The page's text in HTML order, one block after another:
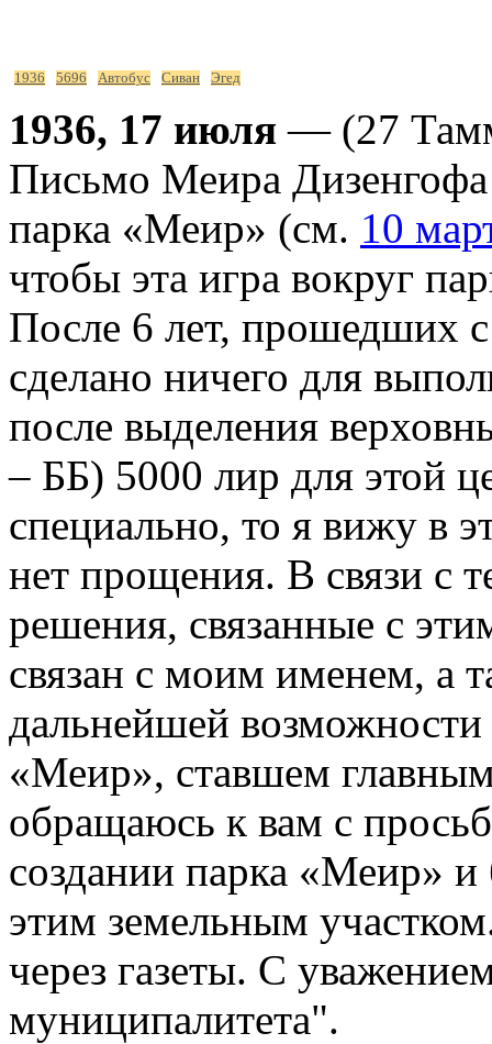
1936 5696 Автобус Сиван Эгед
1936, 17 июля — (27
Письмо Меира Дизенгофа
парка «Меир» (см. 10
чтобы эта игра вокруг
После 6 лет, прошедших
сделано ничего для
после выделения
– ББ) 5000 лир для этой
специально, то я вижу в
нет прощения. В связи с
решения, связанные с
связан с моим именем, а
дальнейшей возможности
«Меир», ставшем
обращаюсь к вам с
создании парка «Меир»
этим земельным
через газеты. С
муниципалитета".